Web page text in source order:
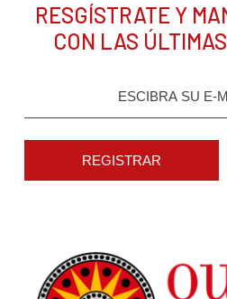
RESGÍSTRATE Y
CON LAS
REGISTRAR